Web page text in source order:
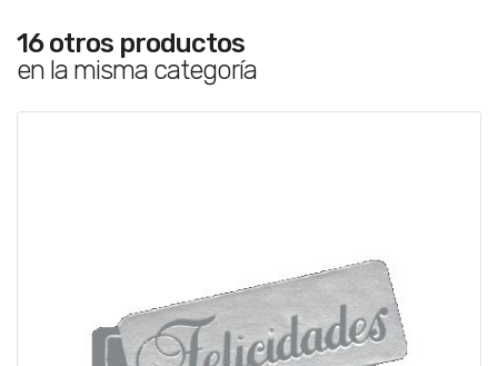
16 otros productos
en la misma categoría